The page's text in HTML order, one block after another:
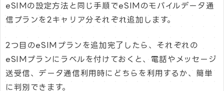
eSIMの設定方法と同じ手順でeSIMのモバイルデータ通
信プランを2キャリア分それぞれ追加します。
2つ目のeSIMプランを追加完了したら、それぞれの
eSIMプランにラベルを付けておくと、電話やメッセージ
送受信、データ通信利用時にどちらを利用するか、簡単
に判別できます。